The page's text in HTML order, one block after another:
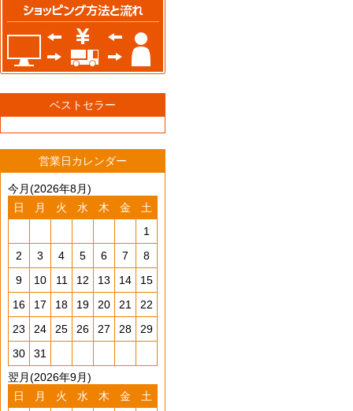
ベストセラー
営業日カレンダー
今月(2026年8月)
日
月 火 水 木 金
土
1
2
3 4 5 6 7
8
9
10 11 12 13 14
15
16
17 18 19 20 21
22
23
24 25 26 27 28
29
30
31
翌月(2026年9月)
日
月 火 水 木 金
土